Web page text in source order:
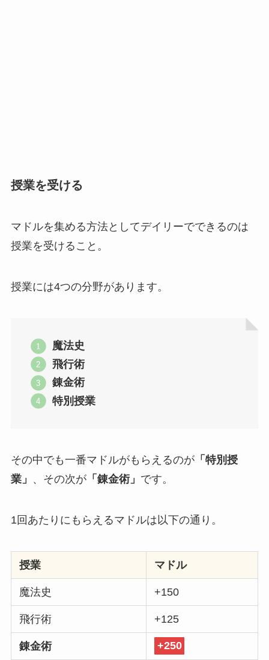
授業を受ける
マドルを集める方法としてデイリーでできるのは
授業を受けること。
授業には4つの分野があります。
魔法史
飛行術
錬金術
特別授業
その中でも一番マドルがもらえるのが「特別授
業」 、その次が「錬金術」 です。
1回あたりにもらえるマドルは以下の通り。
授業 マドル
魔法史 +150
飛行術 +125
錬金術 +250